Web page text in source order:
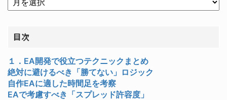
目次
１．EA開発で役立つテクニックまとめ
絶対に避けるべき「勝てない」ロジック
自作EAに適した時間足を考察
EAで考慮すべき「スプレッド許容度」